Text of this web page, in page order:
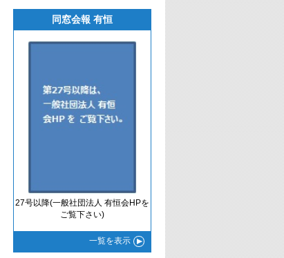
同窓会報 有恒
27号以降(一般社団法人 有恒会HPを
ご覧下さい)
一覧を表示